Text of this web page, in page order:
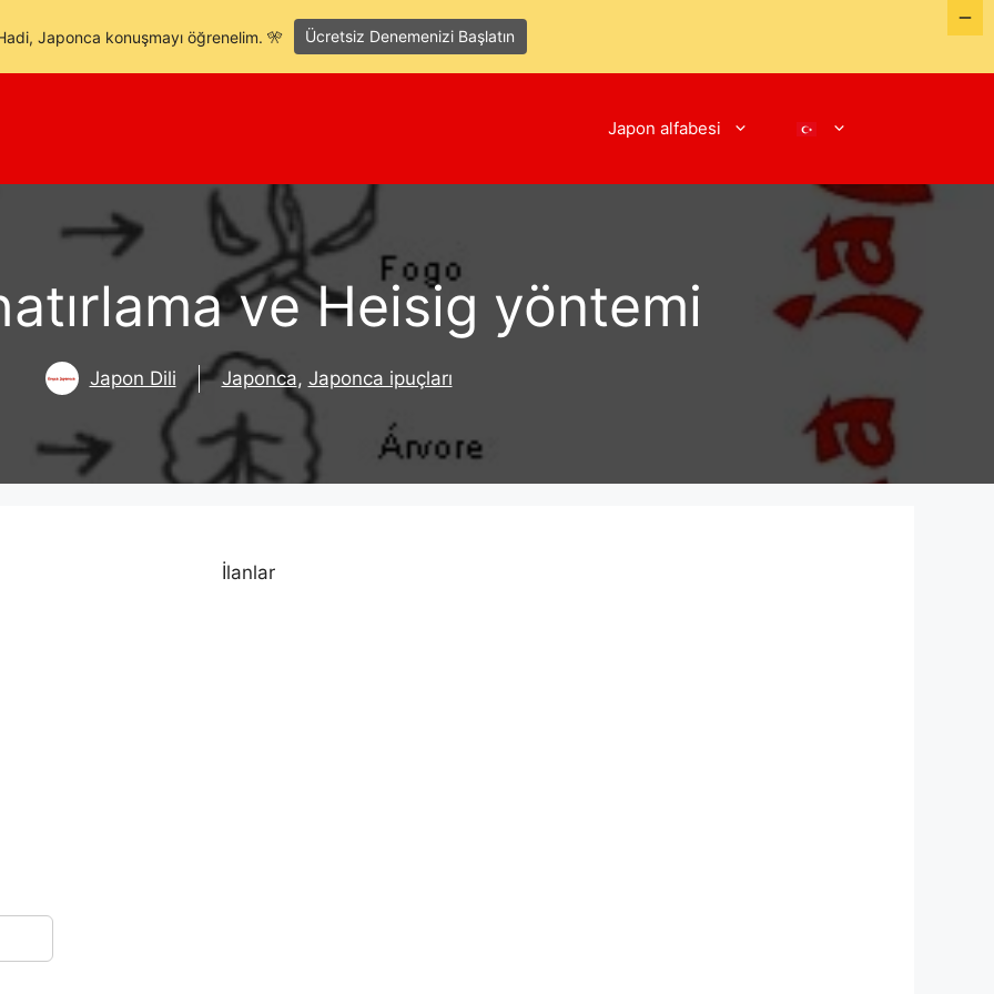
Japon alfabesi
ve Heisig yöntemi
Japon Dili Japonca, Japonca ipuçları
İlanlar
Japonca konuşmayı öğrenelim. 🎌 Ücretsiz Denemenizi Başlatın